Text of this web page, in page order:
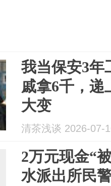
我当保安3年
戚拿6千，递
大变
清茶浅谈 2026-07-
2万元现金“
水派出所民